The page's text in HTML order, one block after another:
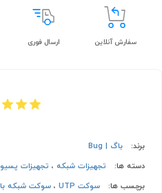
سفارش آنلاین ارسال فوری
برند:
باگ | Bug
دسته ها:
تجهیزات شبکه، تجهیزات پسیو
برچسب ها:
سوکت UTP ، سوکت شبکه